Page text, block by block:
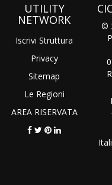
UTILITY
NETWORK
Iscrivi Struttura
Privacy
Sitemap
Le Regioni
AREA RISERVATA
©